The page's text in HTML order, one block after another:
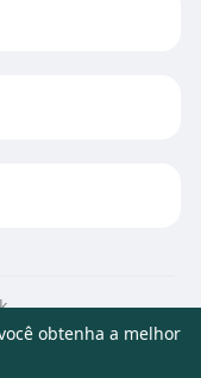
obtenha a melhor
Termos de Uso